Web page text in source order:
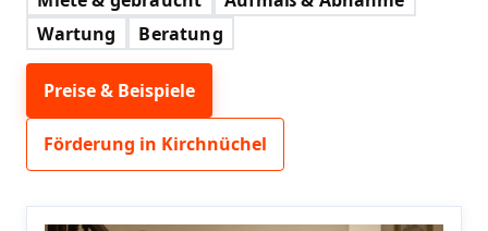
Wartung
Beratung
Preise & Beispiele
Förderung in Kirchnüchel